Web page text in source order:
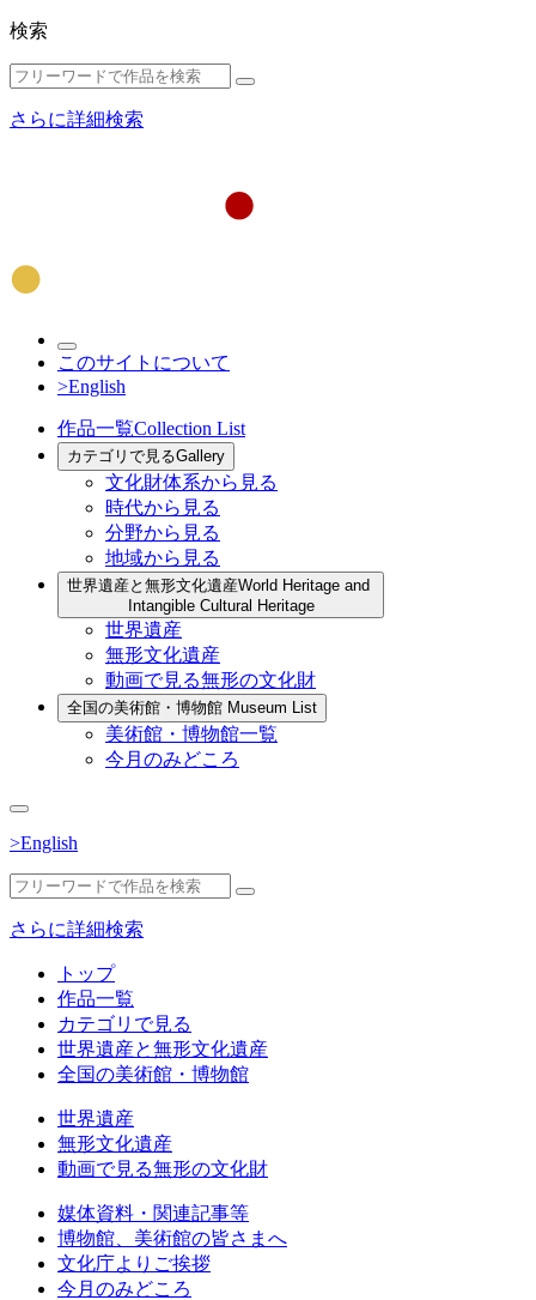
検索
さらに詳細検索
このサイトについて
>English
作品一覧Collection List
カテゴリで見るGallery
文化財体系から見る
時代から見る
分野から見る
地域から見る
世界遺産と無形文化遺産World Heritage and
Intangible Cultural Heritage
世界遺産
無形文化遺産
動画で見る無形の文化財
全国の美術館・博物館 Museum List
美術館・博物館一覧
今月のみどころ
>English
さらに詳細検索
トップ
作品一覧
カテゴリで見る
世界遺産と無形文化遺産
全国の美術館・博物館
世界遺産
無形文化遺産
動画で見る無形の文化財
媒体資料・関連記事等
博物館、美術館の皆さまへ
文化庁よりご挨拶
今月のみどころ